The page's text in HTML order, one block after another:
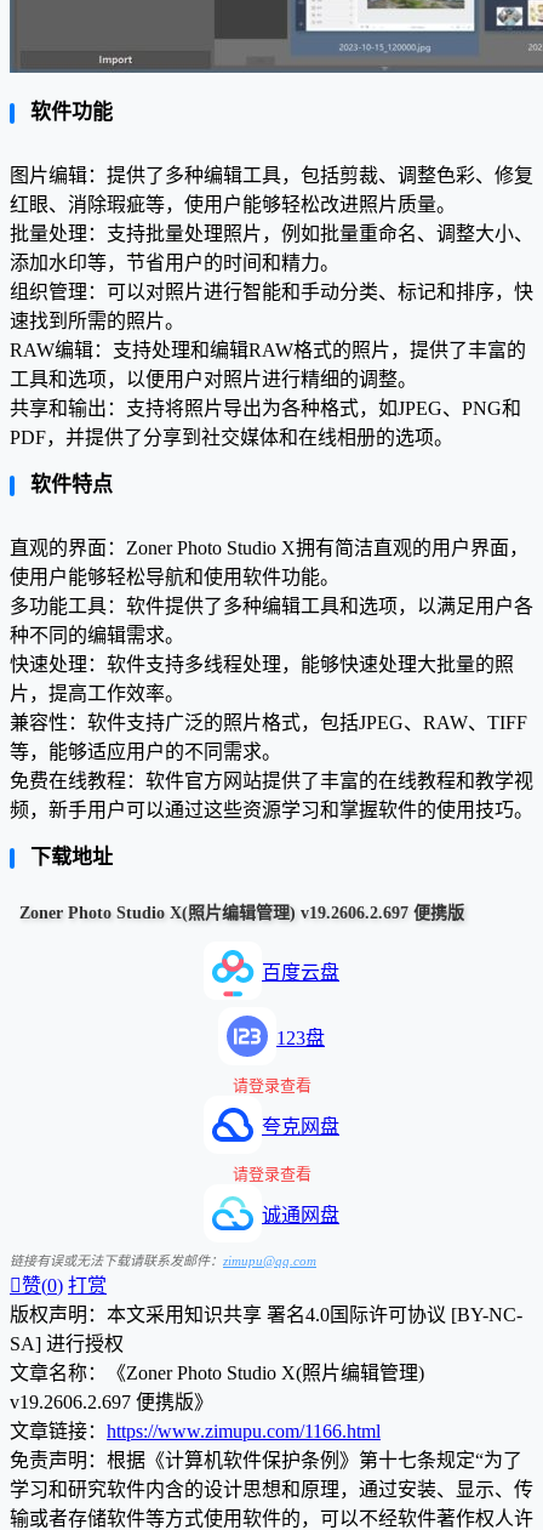
软件功能
图片编辑：提供了多种编辑工具，包括剪裁、调整色彩、修复
红眼、消除瑕疵等，使用户能够轻松改进照片质量。
批量处理：支持批量处理照片，例如批量重命名、调整大小、
添加水印等，节省用户的时间和精力。
组织管理：可以对照片进行智能和手动分类、标记和排序，快
速找到所需的照片。
RAW编辑：支持处理和编辑RAW格式的照片，提供了丰富的
工具和选项，以便用户对照片进行精细的调整。
共享和输出：支持将照片导出为各种格式，如JPEG、PNG和
PDF，并提供了分享到社交媒体和在线相册的选项。
软件特点
直观的界面：Zoner Photo Studio X拥有简洁直观的用户界面，
使用户能够轻松导航和使用软件功能。
多功能工具：软件提供了多种编辑工具和选项，以满足用户各
种不同的编辑需求。
快速处理：软件支持多线程处理，能够快速处理大批量的照
片，提高工作效率。
兼容性：软件支持广泛的照片格式，包括JPEG、RAW、TIFF
等，能够适应用户的不同需求。
免费在线教程：软件官方网站提供了丰富的在线教程和教学视
频，新手用户可以通过这些资源学习和掌握软件的使用技巧。
下载地址
Zoner Photo Studio X(照片编辑管理) v19.2606.2.697 便携版
百度云盘
123盘
请登录查看
夸克网盘
请登录查看
诚通网盘
链接有误或无法下载请联系发邮件： zimupu@qq.com
赞(0) 打赏
版权声明：本文采用知识共享 署名4.0国际许可协议 [BY-NC-
SA] 进行授权
文章名称：《Zoner Photo Studio X(照片编辑管理)
v19.2606.2.697 便携版》
文章链接： https://www.zimupu.com/1166.html
免责声明：根据《计算机软件保护条例》第十七条规定“为了
学习和研究软件内含的设计思想和原理，通过安装、显示、传
输或者存储软件等方式使用软件的，可以不经软件著作权人许